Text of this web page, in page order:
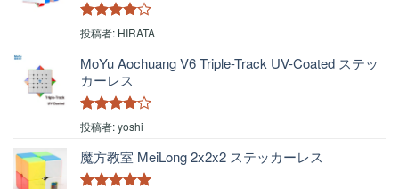
5段階中4
投稿者: HIRATA
MoYu Aochuang V6 Triple-Track UV-Coated ステッ
カーレス
5段階中4
の評価
投稿者: yoshi
魔方教室 MeiLong 2x2x2 ステッカーレス